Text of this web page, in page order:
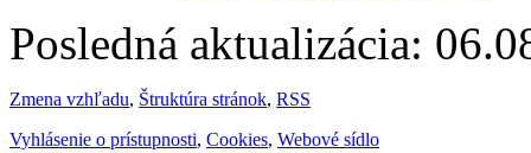
Posledná aktualizácia:
Zmena vzhľadu, Štruktúra stránok, RSS
Vyhlásenie o prístupnosti, Cookies, Webové sídlo